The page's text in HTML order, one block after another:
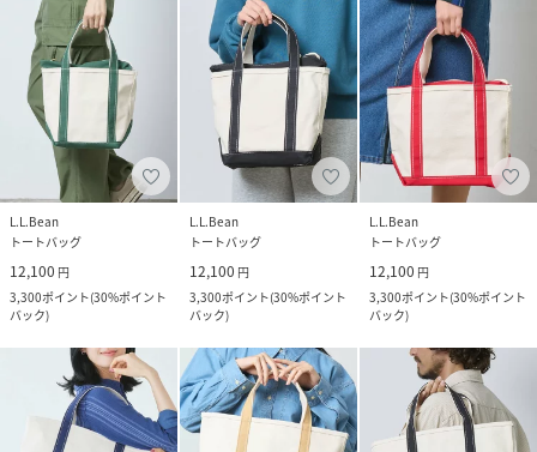
L.L.Bean
トートバッグ
12,100 円
3,300ポイント(30%ポイント
バック)
L.L.Bean
トートバッグ
12,100 円
3,300ポイント(30%ポイント
バック)
L.L.Bean
トートバッグ
12,100 円
3,300ポイント(30%ポイント
バック)